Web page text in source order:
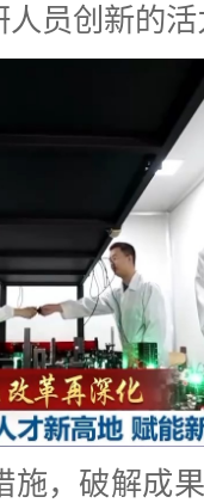
员创新的
，破解成果